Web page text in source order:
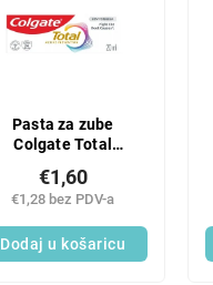
Pasta za zube
Colgate Total
€1,28 bez PDV-a
€1,60
Dodaj u košaricu